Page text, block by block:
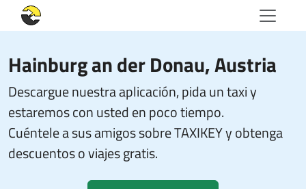
Hainburg an der Donau, Austria
Descargue nuestra aplicación, pida un taxi y
estaremos con usted en poco tiempo.
Cuéntele a sus amigos sobre TAXIKEY y obtenga
descuentos o viajes gratis.